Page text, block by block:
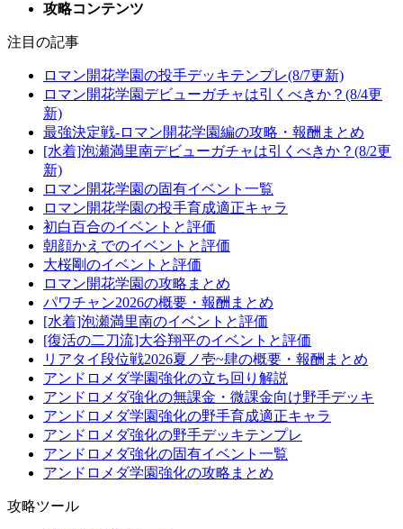
攻略コンテンツ
注目の記事
ロマン開花学園の投手デッキテンプレ(8/7更新)
ロマン開花学園デビューガチャは引くべきか？(8/4更
新)
最強決定戦-ロマン開花学園編の攻略・報酬まとめ
[水着]泡瀬満里南デビューガチャは引くべきか？(8/2更
新)
ロマン開花学園の固有イベント一覧
ロマン開花学園の投手育成適正キャラ
初白百合のイベントと評価
朝顔かえでのイベントと評価
大桜剛のイベントと評価
ロマン開花学園の攻略まとめ
パワチャン2026の概要・報酬まとめ
[水着]泡瀬満里南のイベントと評価
[復活の二刀流]大谷翔平のイベントと評価
リアタイ段位戦2026夏ノ壱~肆の概要・報酬まとめ
アンドロメダ学園強化の立ち回り解説
アンドロメダ強化の無課金・微課金向け野手デッキ
アンドロメダ学園強化の野手育成適正キャラ
アンドロメダ強化の野手デッキテンプレ
アンドロメダ強化の固有イベント一覧
アンドロメダ学園強化の攻略まとめ
攻略ツール